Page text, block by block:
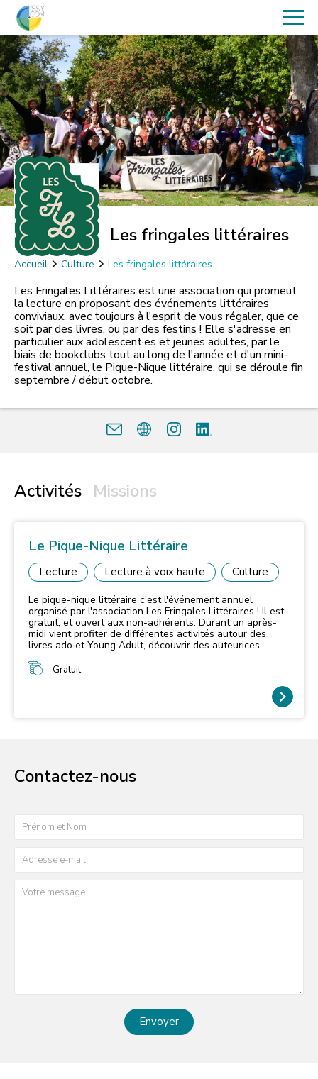
Les fringales littéraires
Accueil Culture Les fringales littéraires
Les Fringales Littéraires est une association qui promeut
la lecture en proposant des événements littéraires
conviviaux, avec toujours à l'esprit de vous régaler, que ce
soit par des livres, ou par des festins ! Elle s'adresse en
particulier aux adolescent·es et jeunes adultes, par le
biais de bookclubs tout au long de l'année et d'un mini-
festival annuel, le Pique-Nique littéraire, qui se déroule fin
septembre / début octobre.
Activités Missions
Le Pique-Nique Littéraire
Lecture Lecture à voix haute Culture
Le pique-nique littéraire c'est l'événement annuel
organisé par l'association Les Fringales Littéraires ! Il est
gratuit, et ouvert aux non-adhérents. Durant un après-
midi vient profiter de différentes activités autour des
livres ado et Young Adult, découvrir des auteurices
nombreux lecteurs ! Programmation à venir - Ouverture
de la billetterie en juillet
Gratuit
Contactez-nous
Envoyer